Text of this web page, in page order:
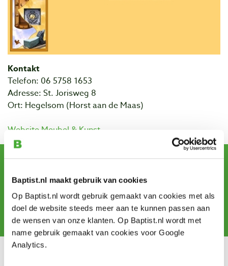
Baptist.nl maakt gebruik van cookies
Op Baptist.nl wordt gebruik gemaakt van cookies met als
doel de website steeds meer aan te kunnen passen aan
de wensen van onze klanten. Op Baptist.nl wordt met
name gebruik gemaakt van cookies voor Google
Analytics.
Kontakt
Telefon: 06 5758 1653
Adresse: St. Jorisweg 8
Ort: Hegelsom (Horst aan de Maas)
Website Meubel & Kunst
Newsletter abonnieren
Abonnieren